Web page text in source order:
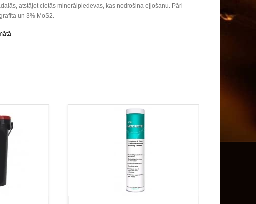
atstājot cietās minerālpiedevas, kas nodrošina eļļošanu. Pāri
un 3% MoS2.